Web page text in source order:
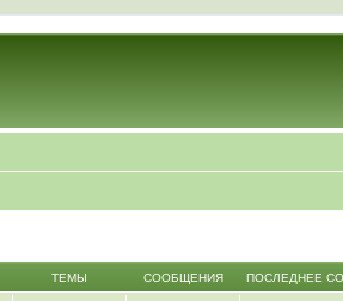
ТЕМЫ СООБЩЕНИЯ ПОСЛЕДНЕЕ